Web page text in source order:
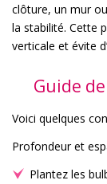
clôture, un mur
la stabilité. Cette
verticale et évite
Guide
Voici quelques
Profondeur et
Plantez les